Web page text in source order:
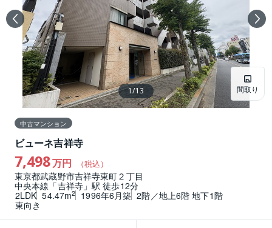
間取り
1/13
中古マンション
ビューネ吉祥寺
7,498万円 （税込）
東京都武蔵野市吉祥寺東町２丁目
中央本線「吉祥寺」駅 徒歩12分
2LDK 54.47m2 1996年6月築 2階／地上6階 地下1階
東向き